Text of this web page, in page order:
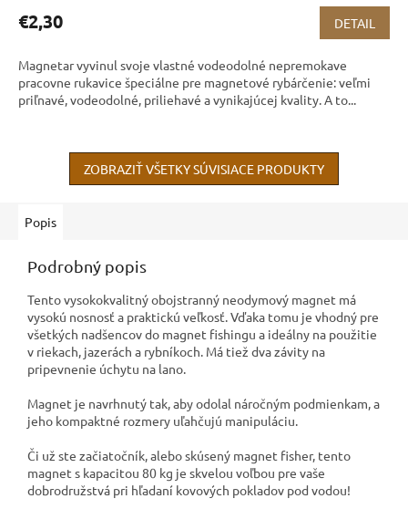
€2,30 DETAIL
Magnetar vyvinul svoje vlastné vodeodolné nepremokave
pracovne rukavice špeciálne pre magnetové rybárčenie: veľmi
priľnavé, vodeodolné, priliehavé a vynikajúcej kvality. A to...
ZOBRAZIŤ VŠETKY SÚVISIACE PRODUKTY
Popis
Podrobný popis
Tento vysokokvalitný obojstranný neodymový magnet má
vysokú nosnosť a praktickú veľkosť. Vďaka tomu je vhodný pre
všetkých nadšencov do magnet fishingu a ideálny na použitie
v riekach, jazerách a rybníkoch. Má tiež dva závity na
pripevnenie úchytu na lano.
Magnet je navrhnutý tak, aby odolal náročným podmienkam, a
jeho kompaktné rozmery uľahčujú manipuláciu.
Či už ste začiatočník, alebo skúsený magnet fisher, tento
magnet s kapacitou 80 kg je skvelou voľbou pre vaše
dobrodružstvá pri hľadaní kovových pokladov pod vodou!